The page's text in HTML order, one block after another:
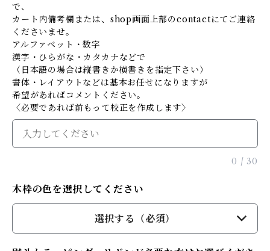
で、
カート内備考欄または、shop画面上部のcontactにてご連絡
くださいませ。
アルファベット・数字
漢字・ひらがな・カタカナなどで
（日本語の場合は縦書きか横書きを指定下さい）
書体・レイアウトなどは基本お任せになりますが
希望があればコメントください。
〈必要であれば前もって校正を作成します〉
0 / 30
木枠の色を選択してください
選択する（必須）